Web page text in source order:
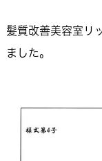
髪質改善美容室リ
ました。